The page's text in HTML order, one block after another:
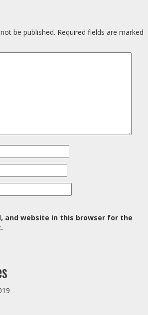
be published. Required fields are marked
and website in this browser for the